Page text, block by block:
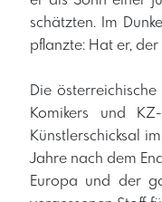
schätzten. Im
pflanzte: Hat er,
Die
Komikers und
Künstlerschicksal
Jahre nach dem
Europa und der